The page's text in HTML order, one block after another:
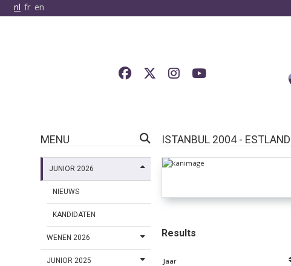
nl fr en
MENU
JUNIOR 2026
NIEUWS
KANDIDATEN
WENEN 2026
JUNIOR 2025
ISTANBUL 2004 - ESTLAND
Results
Jaar